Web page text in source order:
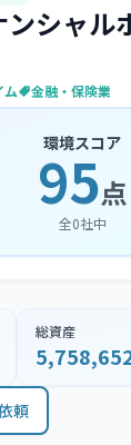
シャル
ム 金融・保険業
環境スコア
95点
全0社中
総資産
頼